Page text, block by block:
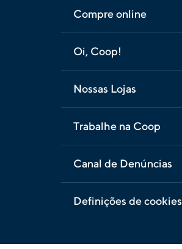
Compre online
Oi, Coop!
Nossas Lojas
Trabalhe na Coop
Canal de Denúncias
Definições de cookies